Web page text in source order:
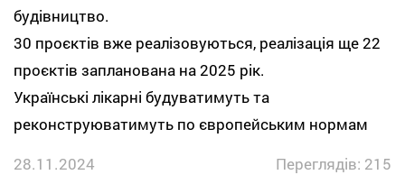
будівництво.
30 проєктів вже реалізовуються, реалізація ще 22
проєктів запланована на 2025 рік.
Українські лікарні будуватимуть та
реконструюватимуть по європейським нормам
28.11.2024
Переглядів: 215